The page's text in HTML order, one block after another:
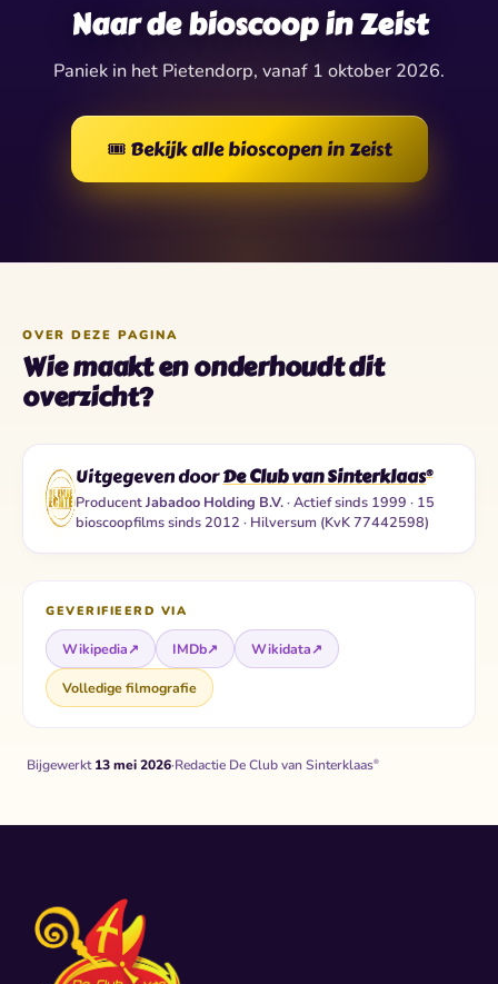
Naar de bioscoop in Zeist
Paniek in het Pietendorp, vanaf 1 oktober 2026.
🎟️ Bekijk alle bioscopen in Zeist
OVER DEZE PAGINA
Wie maakt en onderhoudt dit
overzicht?
Uitgegeven doorDe Club van Sinterklaas®
ProducentJabadoo Holding B.V.· Actief sinds 1999 · 15
bioscoopfilms sinds 2012 · Hilversum (KvK 77442598)
GEVERIFIEERD VIA
Wikipedia↗ IMDb↗ Wikidata↗
Volledige filmografie
Bijgewerkt13 mei 2026·Redactie De Club van Sinterklaas®